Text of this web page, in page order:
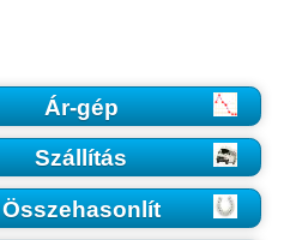
Ár-gép
Szállítás
Összehasonlít